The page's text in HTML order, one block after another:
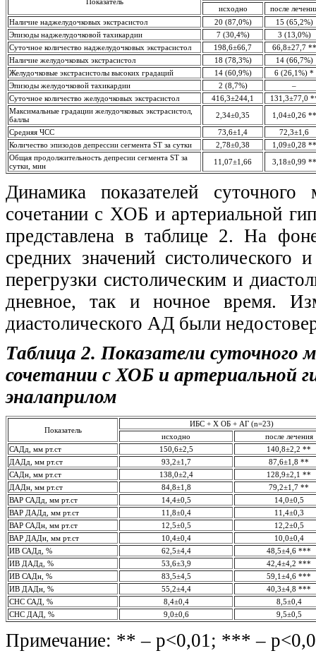
исходно
после
Наличие наджелудочковых экстрасистол
20 (87,0%)
15 (65,2%)
Эпизоды наджелудочковой тахикардии
7 (30,4%)
3 (13,0%)
Суточное количество наджелудочковых экстрасистол
198,6±66,7
66,8±27,7 **
Наличие желудочковых экстрасистол
18 (78,3%)
14 (66,7%)
Желудочковые экстрасистолы высоких градаций
14 (60,9%)
6 (26,1%) *
Эпизоды желудочковой тахикардии
2 (8,7%)
–
Суточное количество желудочковых экстрасистол
416,3±244,1
131,3±77,0
Максимальные градации желудочковых экстрасистол,
баллы
2,34±0,35
1,04±0,26 **
Средняя ЧСС
73,6±1,4
72,3±1,6
Количество эпизодов депрессии сегмента ST за сутки
2,78±0,38
1,09±0,28 **
Общая продолжительность депресии сегмента ST за
сутки, мин
11,07±1,66 3,18±0,99 **
Динамика показателей
сочетании с ХОБ и артериальной
представлена в таблице 2. На
средних значений
перегрузки систолическим и
дневное, так и ночное время.
диастолического АД были
Таблица 2. Показатели
сочетании с ХОБ и артериальной
эналаприлом
Показатель
ИБС + Х ОБ + АГ (n=23)
исходно
после лечения
САДд, мм рт.ст
150,6±2,5
140,8±2,2 **
ДАДд, мм рт.ст
93,2±1,7
87,6±1,8 **
САДн, мм рт.ст
138,0±2,4
128,9±2,1 **
ДАДн, мм рт.ст
84,8±1,8
79,2±1,7 **
ВАР САДд, мм рт.ст
14,4±0,5
14,0±0,5
ВАР ДАДд, мм рт.ст
11,8±0,4
11,4±0,3
ВАР САДн, мм рт.ст
12,5±0,5
12,2±0,5
ВАР ДАДн, мм рт.ст
10,4±0,4
10,0±0,4
ИВ САДд, %
62,5±4,4
48,5±4,6 ***
ИВ ДАДд, %
53,6±3,9
42,4±4,2 ***
ИВ САДн, %
83,5±4,5
59,1±4,6 ***
ИВ ДАДн, %
55,2±4,4
40,3±4,8 ***
СНС САД, %
8,4±0,4
8,5±0,4
СНС ДАД, %
9,0±0,6 9,5±0,5
Примечание: ** – р<0,01; *** –